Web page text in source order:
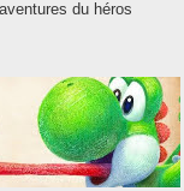
du héros